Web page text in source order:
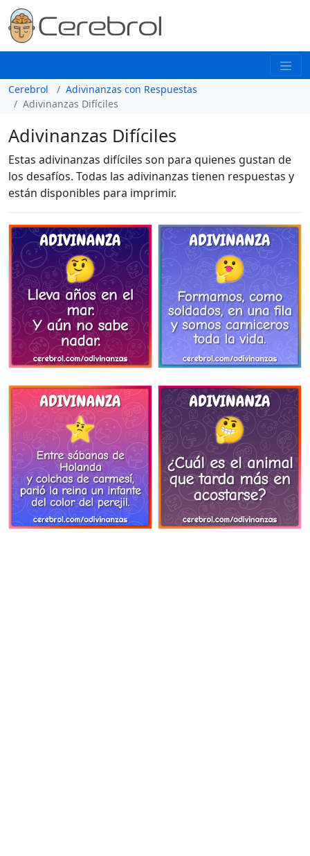
Cerebrol
Adivinanzas con Respuestas
Adivinanzas Difíciles
Adivinanzas Difíciles
Estas adivinanzas difíciles son para quienes gustan de
los desafíos. Todas las adivinanzas tienen respuestas y
están disponibles para imprimir.